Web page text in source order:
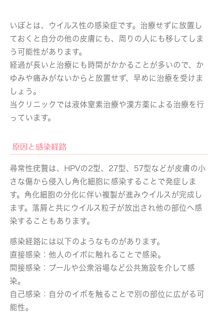
いぼとは、ウイルス性の感染症です。治療せずに放置し
ておくと自分の他の皮膚にも、周りの人にも移してしま
う可能性があります。
経過が長いと治療にも時間がかかることが多いので、か
ゆみや痛みがないからと放置せず、早めに治療を受けま
しょう。
当クリニックでは液体窒素治療や漢方薬による治療を行
っています。
原因と感染経路
尋常性疣贅は、HPVの2型、27型、57型などが皮膚の小
さな傷から侵入し角化細胞に感染することで発症しま
す。角化細胞の分化に伴い複製が進みウイルスが完成し
ます。落屑と共にウイルス粒子が放出され他の部位へ感
染することもあります。
感染経路には以下のようなものがあります。
直接感染： 他人のイボに触れることで感染。
間接感染： プールや公衆浴場など公共施設を介して感
染。
自己感染： 自分のイボを触ることで別の部位に広がる可
能性。